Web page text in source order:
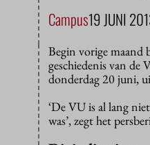
Campus19 JUNI
Begin vorige maand
geschiedenis van de
donderdag 20 juni,
‘De VU is al lang
was’, zegt het